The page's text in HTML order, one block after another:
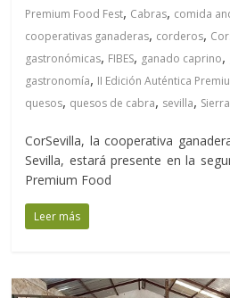
Premium Food Fest, Cabras, comida
cooperativas ganaderas, corderos,
gastronómicas, FIBES, ganado caprino,
gastronomía, II Edición Auténtica
quesos, quesos de cabra, sevilla,
CorSevilla, la cooperativa
Sevilla, estará presente en la
Premium Food
Leer más